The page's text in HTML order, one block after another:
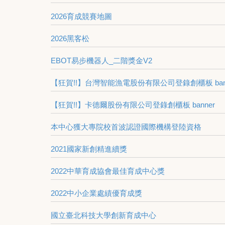
2026育成競賽地圖
2026黑客松
EBOT易步機器人_二階獎金V2
【狂賀!!】台灣智能漁電股份有限公司登錄創櫃板
【狂賀!!】卡德爾股份有限公司登錄創櫃板 banner
本中心獲大專院校首波認證國際機構登陸資格
2021國家新創精進續獎
2022中華育成協會最佳育成中心獎
2022中小企業處績優育成獎
國立臺北科技大學創新育成中心